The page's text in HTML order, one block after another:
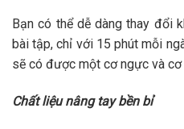
Bạn có thể dễ dàng thay đổi
bài tập, chỉ với 15 phút mỗi
sẽ có được một cơ ngực và cơ
Chất liệu nâng tay bền bỉ